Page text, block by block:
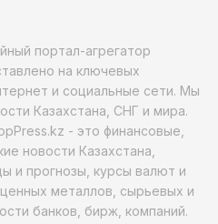
портал-агрегатор
на ключевых
и социальные сети. Мы
Казахстана, СНГ и мира.
- это финансовые,
новости Казахстана,
и прогнозы, курсы валют и
металлов, сырьевых и
банков, бирж, компаний.